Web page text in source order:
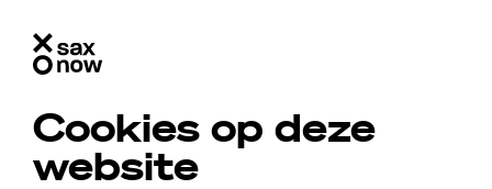
Cookies op deze
website